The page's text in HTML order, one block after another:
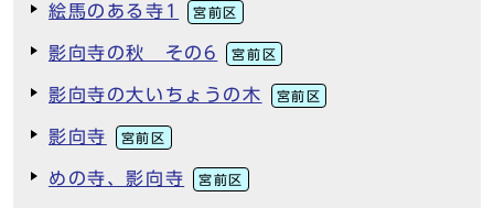
絵馬のある寺1 宮前区
影向寺の秋 その6 宮前区
影向寺の大いちょうの木 宮前区
影向寺 宮前区
めの寺、影向寺 宮前区